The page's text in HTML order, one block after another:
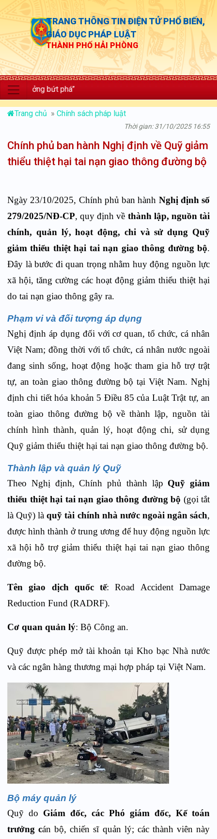
TRANG THÔNG TIN ĐIỆN TỬ PHỔ BIẾN,
GIÁO DỤC PHÁP LUẬT
THÀNH PHỐ HẢI PHÒNG
bứt phá”
Trang chủ » Chính sách pháp luật
Thời gian: 31/10/2025 16:55
Chính phủ ban hành Nghị định về Quỹ giảm
thiểu thiệt hại tai nạn giao thông đường bộ
Ngày 23/10/2025, Chính phủ ban hành Nghị định số
279/2025/NĐ-CP, quy định về thành lập, nguồn tài
chính, quản lý, hoạt động, chi và sử dụng Quỹ
giảm thiểu thiệt hại tai nạn giao thông đường bộ.
Đây là bước đi quan trọng nhằm huy động nguồn lực
xã hội, tăng cường các hoạt động giảm thiểu thiệt hại
do tai nạn giao thông gây ra.
Phạm vi và đối tượng áp dụng
Nghị định áp dụng đối với cơ quan, tổ chức, cá nhân
Việt Nam; đồng thời với tổ chức, cá nhân nước ngoài
đang sinh sống, hoạt động hoặc tham gia hỗ trợ trật
tự, an toàn giao thông đường bộ tại Việt Nam. Nghị
định chi tiết hóa khoản 5 Điều 85 của Luật Trật tự, an
toàn giao thông đường bộ về thành lập, nguồn tài
chính hình thành, quản lý, hoạt động chi, sử dụng
Quỹ giảm thiểu thiệt hại tai nạn giao thông đường bộ.
Thành lập và quản lý Quỹ
Theo Nghị định, Chính phủ thành lập Quỹ giảm
thiểu thiệt hại tai nạn giao thông đường bộ (gọi tắt
là Quỹ) làquỹ tài chính nhà nước ngoài ngân sách,
được hình thành ở trung ương để huy động nguồn lực
xã hội hỗ trợ giảm thiểu thiệt hại tai nạn giao thông
đường bộ.
Tên giao dịch quốc tế: Road Accident Damage
Reduction Fund (RADRF).
Cơ quan quản lý: Bộ Công an.
Quỹ được phép mở tài khoản tại Kho bạc Nhà nước
và các ngân hàng thương mại hợp pháp tại Việt Nam.
Bộ máy quản lý
Quỹ do Giám đốc, các Phó giám đốc, Kế toán
trưởng cán bộ, chiến sĩ quản lý; các thành viên này